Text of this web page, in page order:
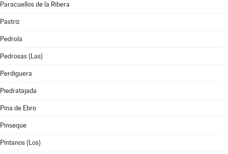
Paracuellos de la Ribera
Pastriz
Pedrola
Pedrosas (Las)
Perdiguera
Piedratajada
Pina de Ebro
Pinseque
Pintanos (Los)